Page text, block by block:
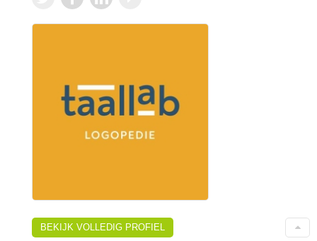
BEKIJK VOLLEDIG PROFIEL